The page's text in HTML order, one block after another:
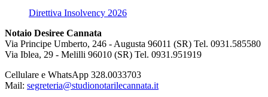
Direttiva Insolvency 2026
Notaio Desiree Cannata
Via Principe Umberto, 246 - Augusta 96011 (SR) Tel. 0931.585580
Via Iblea, 29 - Melilli 96010 (SR) Tel. 0931.951919
Cellulare e WhatsApp 328.0033703
Mail: segreteria@studionotarilecannata.it